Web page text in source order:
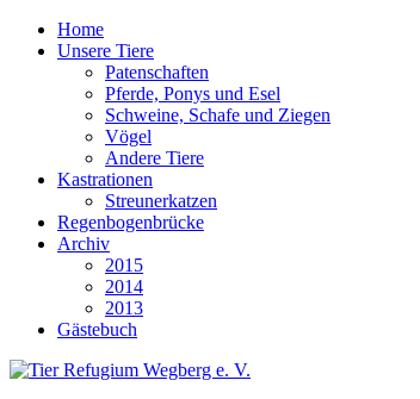
Home
Unsere Tiere
Patenschaften
Pferde, Ponys und Esel
Schweine, Schafe und Ziegen
Vögel
Andere Tiere
Kastrationen
Streunerkatzen
Regenbogenbrücke
Archiv
2015
2014
2013
Gästebuch